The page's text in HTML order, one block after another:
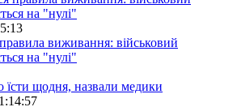
виживання: військовий
на "нулі"